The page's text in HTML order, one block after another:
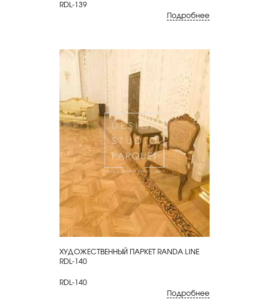
RDL-139
Подробнее
КУПИТЬ
ХУДОЖЕСТВЕННЫЙ ПАРКЕТ RANDA LINE
RDL-140
RDL-140
Подробнее